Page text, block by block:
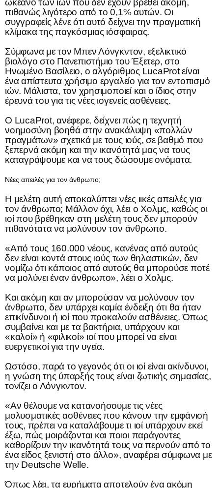
ωκεανό των ιών που δεν έχουν βρεθεί ακόμη,
πιθανώς λιγότερο από το 0,1% αυτών. Οι
συγγραφείς λένε ότι αυτό δείχνει την πραγματική
κλίμακα της παγκόσμιας ιόσφαιρας.
Σύμφωνα με τον Μπεν Λόνγκντον, εξελικτικό
βιολόγο στο Πανεπιστήμιο του Έξετερ, στο
Ηνωμένο Βασίλειο, ο αλγόριθμος LucaProt είναι
ένα απίστευτα χρήσιμο εργαλείο για τον εντοπισμό
ιών. Μάλιστα, τον χρησιμοποιεί και ο ίδιος στην
έρευνά του για τις νέες ιογενείς ασθένειες.
Ο LucaProt, ανέφερε, δείχνει πώς η τεχνητή
νοημοσύνη βοηθά στην ανακάλυψη «πολλών
πραγμάτων» σχετικά με τους ιούς, σε βαθμό που
ξεπερνά ακόμη και την ικανότητά μας να τους
καταγράψουμε και να τους δώσουμε ονόματα.
Νέες απειλές για τον άνθρωπο;
Η μελέτη αυτή αποκαλύπτει νέες ιικές απειλές για
τον άνθρωπο; Μάλλον όχι, λέει ο Χολμς, καθώς οι
ιοί που βρέθηκαν στη μελέτη τους δεν μπορούν
πιθανότατα να μολύνουν τον άνθρωπο.
«Από τους 160.000 νέους, κανένας από αυτούς
δεν είναι κοντά στους ιούς των θηλαστικών, δεν
νομίζω ότι κάποιος από αυτούς θα μπορούσε ποτέ
να μολύνει έναν άνθρωπο», λέει ο Χολμς.
Και ακόμη και αν μπορούσαν να μολύνουν τον
άνθρωπο, δεν υπάρχει καμία ένδειξη ότι θα ήταν
επικίνδυνοι ή ιοί που προκαλούν ασθένειες. Όπως
συμβαίνει και με τα βακτήρια, υπάρχουν και
«καλοί» ή «φιλικοί» ιοί που μπορεί να είναι
ευεργετικοί για την υγεία.
Ωστόσο, παρά το γεγονός ότι οι ιοί είναι ακίνδυνοι,
η γνώση της ύπαρξής τους είναι ζωτικής σημασίας,
τονίζει ο Λόνγκντον.
«Αν θέλουμε να κατανοήσουμε τις νέες
μολυσματικές ασθένειες που κάνουν την εμφάνισή
τους, πρέπει να καταλάβουμε τι ιοί υπάρχουν εκεί
έξω, πώς μοιράζονται και ποιοι παράγοντες
καθορίζουν την ικανότητά τους να περνούν από το
ένα είδος ξενιστή στο άλλο», αναφέρει σύμφωνα με
την Deutsche Welle.
Όπως λέει, τα ευρήματα αποτελούν ένα ακόμη